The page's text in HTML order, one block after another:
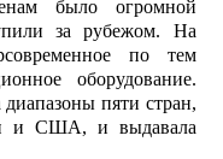
было огромной
за рубежом. На
по тем
оборудование.
диапазоны пяти стран,
и США, и выдавала